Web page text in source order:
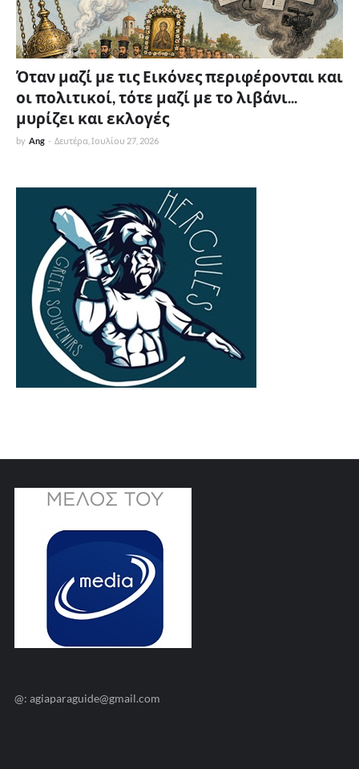
Όταν μαζί με τις Εικόνες περιφέρονται και
οι πολιτικοί, τότε μαζί με το λιβάνι...
μυρίζει και εκλογές
by Ang - Δευτέρα, Ιουλίου 27, 2026
@: agiaparaguide@gmail.com